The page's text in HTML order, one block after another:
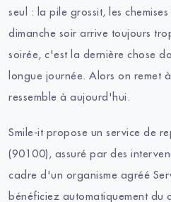
seul : la pile grossit, les
dimanche soir arrive toujours
soirée, c'est la dernière chose
longue journée. Alors on remet
ressemble à aujourd'hui.
Smile-it propose un service de
(90100), assuré par des
cadre d'un organisme agréé
bénéficiez automatiquement du